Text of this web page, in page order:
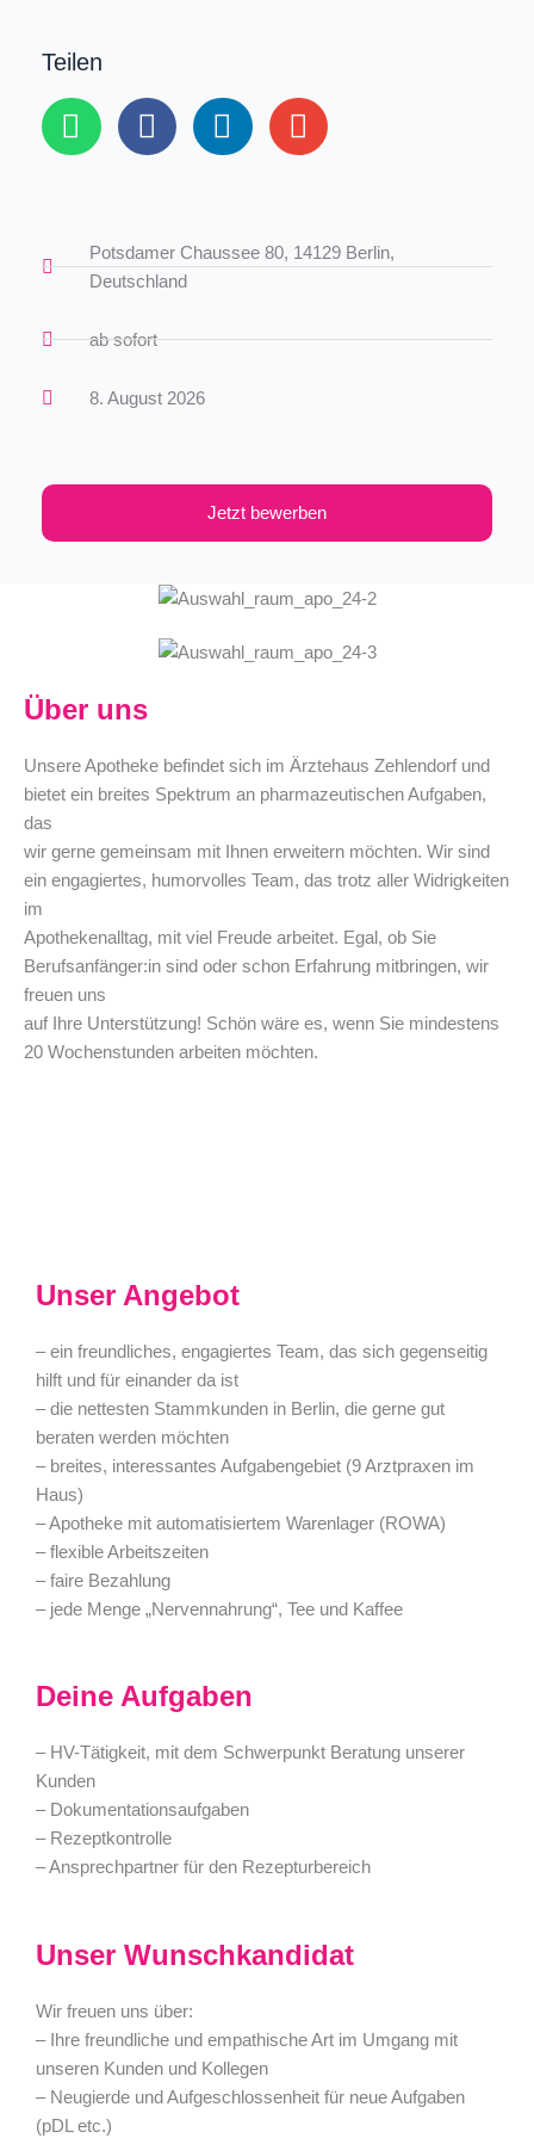
Teilen
Potsdamer Chaussee 80, 14129 Berlin,
Deutschland
ab sofort
8. August 2026
Jetzt bewerben
Über uns
Unsere Apotheke befindet sich im Ärztehaus Zehlendorf und
bietet ein breites Spektrum an pharmazeutischen Aufgaben,
das
wir gerne gemeinsam mit Ihnen erweitern möchten. Wir sind
ein engagiertes, humorvolles Team, das trotz aller Widrigkeiten
im
Apothekenalltag, mit viel Freude arbeitet. Egal, ob Sie
Berufsanfänger:in sind oder schon Erfahrung mitbringen, wir
freuen uns
auf Ihre Unterstützung! Schön wäre es, wenn Sie mindestens
20 Wochenstunden arbeiten möchten.
Unser Angebot
– ein freundliches, engagiertes Team, das sich gegenseitig
hilft und für einander da ist
– die nettesten Stammkunden in Berlin, die gerne gut
beraten werden möchten
– breites, interessantes Aufgabengebiet (9 Arztpraxen im
Haus)
– Apotheke mit automatisiertem Warenlager (ROWA)
– flexible Arbeitszeiten
– faire Bezahlung
– jede Menge „Nervennahrung“, Tee und Kaffee
Deine Aufgaben
– HV-Tätigkeit, mit dem Schwerpunkt Beratung unserer
Kunden
– Dokumentationsaufgaben
– Rezeptkontrolle
– Ansprechpartner für den Rezepturbereich
Unser Wunschkandidat
Wir freuen uns über:
– Ihre freundliche und empathische Art im Umgang mit
unseren Kunden und Kollegen
– Neugierde und Aufgeschlossenheit für neue Aufgaben
(pDL etc.)